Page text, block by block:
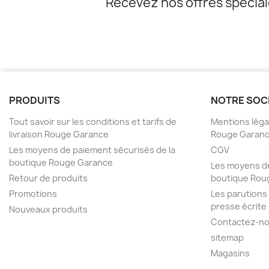
PRODUITS
Tout savoir sur les conditions et tarifs de
livraison Rouge Garance
Les moyens de paiement sécurisés de la
boutique Rouge Garance
Retour de produits
Promotions
Nouveaux produits
NOTRE
Mentions
Rouge
CGV
Les moyens
boutique
Les parutions
presse écrite
Contactez-
sitemap
Magasins